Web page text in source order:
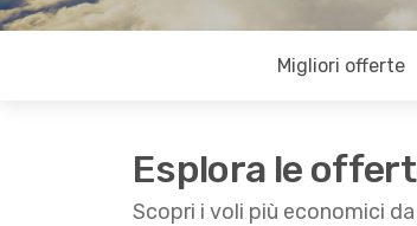
Migliori offerte
Esplora le
Scopri i voli più economici